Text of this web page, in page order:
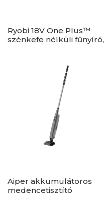
Ryobi 18V One Plus™
szénkefe nélküli fűnyíró,
akkumulátor, töltő -
RY18LMX40C-240
Aiper akkumulátoros
medencetisztító